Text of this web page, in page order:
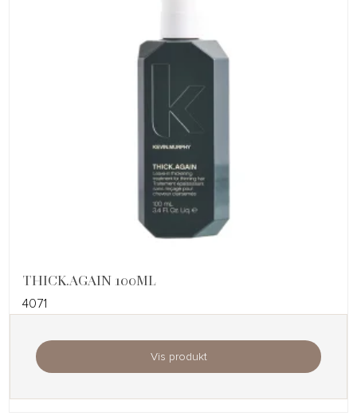
THICK.AGAIN 100ML
4071
Vis produkt